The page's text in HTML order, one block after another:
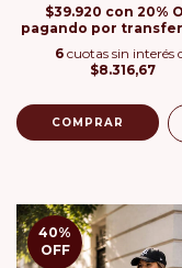
$39.920 con 20%
pagando por
6 cuotas sin interés
$8.316,67
COMPRAR
40%
OFF